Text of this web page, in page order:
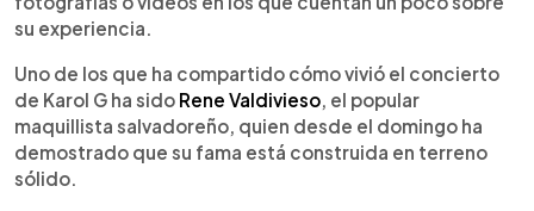
su experiencia.
Uno de los que ha compartido cómo vivió el concierto
de Karol G ha sido Rene Valdivieso, el popular
maquillista salvadoreño, quien desde el domingo ha
demostrado que su fama está construida en terreno
sólido.